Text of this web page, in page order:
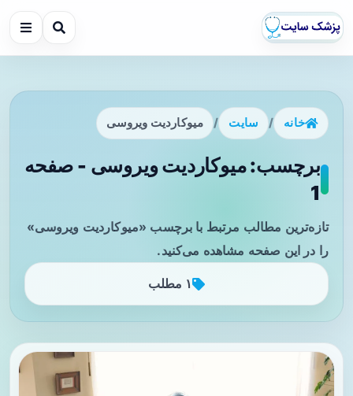
خانه / سایت / میوکاردیت ویروسی
برچسب: میوکاردیت ویروسی - صفحه
1
تازه‌ترین مطالب مرتبط با برچسب «میوکاردیت ویروسی»
را در این صفحه مشاهده می‌کنید.
۱ مطلب